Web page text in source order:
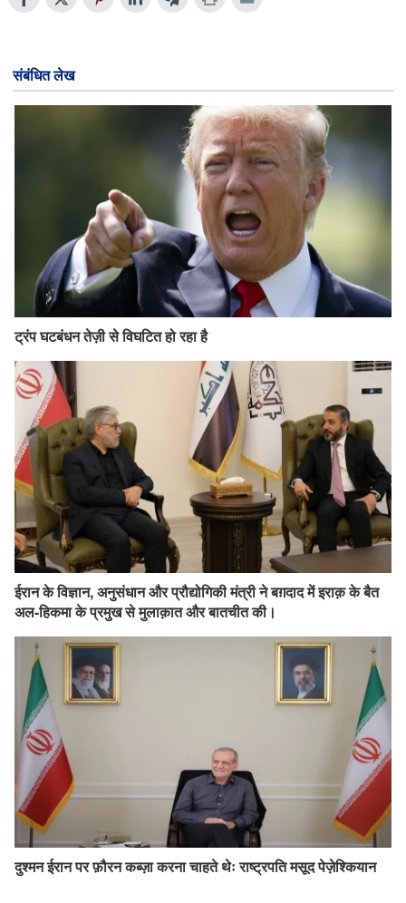
संबंधित लेख
ट्रंप घटबंधन तेज़ी से विघटित हो रहा है
ईरान के विज्ञान, अनुसंधान और प्रौद्योगिकी मंत्री ने बग़दाद में इराक़ के बैत
अल-हिकमा के प्रमुख से मुलाक़ात और बातचीत की।
दुश्मन ईरान पर फ़ौरन कब्ज़ा करना चाहते थेः राष्ट्रपति मसूद पेज़ेश्कियान